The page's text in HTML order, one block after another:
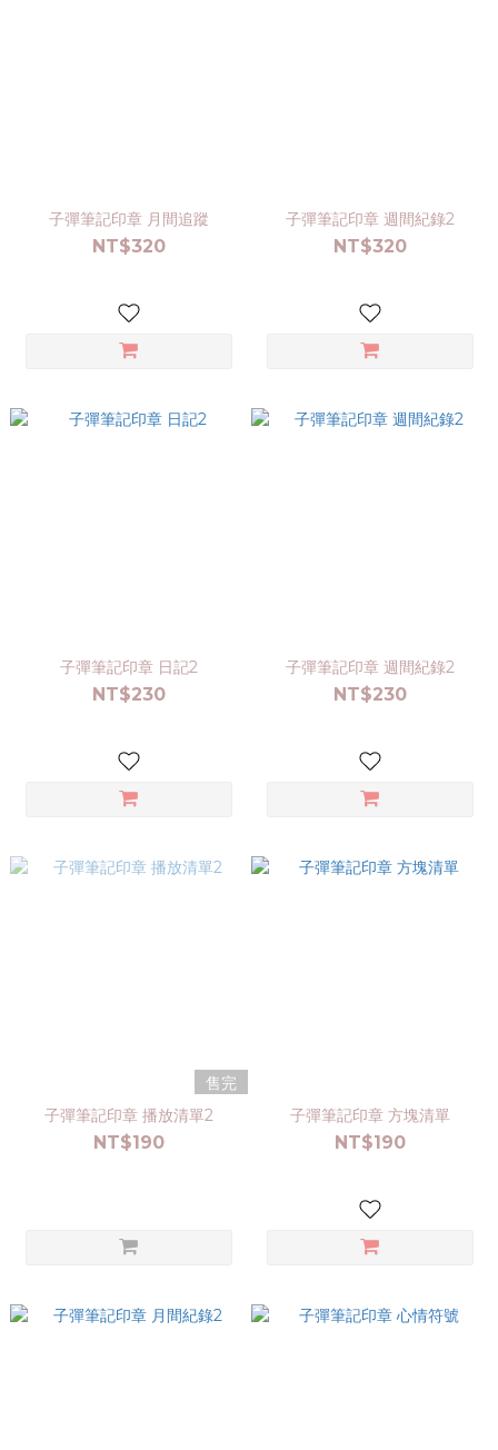
子彈筆記印章 月間追蹤
NT$320
子彈筆記印章 週間紀錄2
NT$320
子彈筆記印章 日記2
NT$230
子彈筆記印章 週間紀錄2
NT$230
售完
子彈筆記印章 播放清單2
NT$190
子彈筆記印章 方塊清單
NT$190